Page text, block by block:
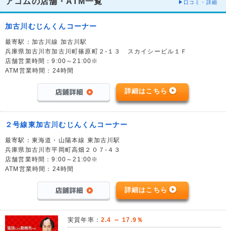
口コミ・詳細
加古川むじんくんコーナー
最寄駅：加古川線 加古川駅
兵庫県加古川市加古川町篠原町２-１３ スカイシービル１Ｆ
店舗営業時間：9:00～21:00※
ATM営業時間：24時間
詳細はこちら
２号線東加古川むじんくんコーナー
最寄駅：東海道・山陽本線 東加古川駅
兵庫県加古川市平岡町高畑２０７-４３
店舗営業時間：9:00～21:00※
ATM営業時間：24時間
詳細はこちら
実質年率： 2.4 ～ 17.9％